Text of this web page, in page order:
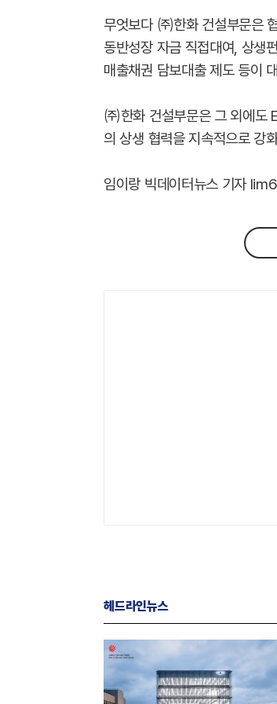
무엇보다 ㈜한화 건설부문은
동반성장 자금 직접대여, 상생
매출채권 담보대출 제도 등이
㈜한화 건설부문은 그 외에도
의 상생 협력을 지속적으로 강
임이랑 빅데이터뉴스 기자
헤드라인뉴스